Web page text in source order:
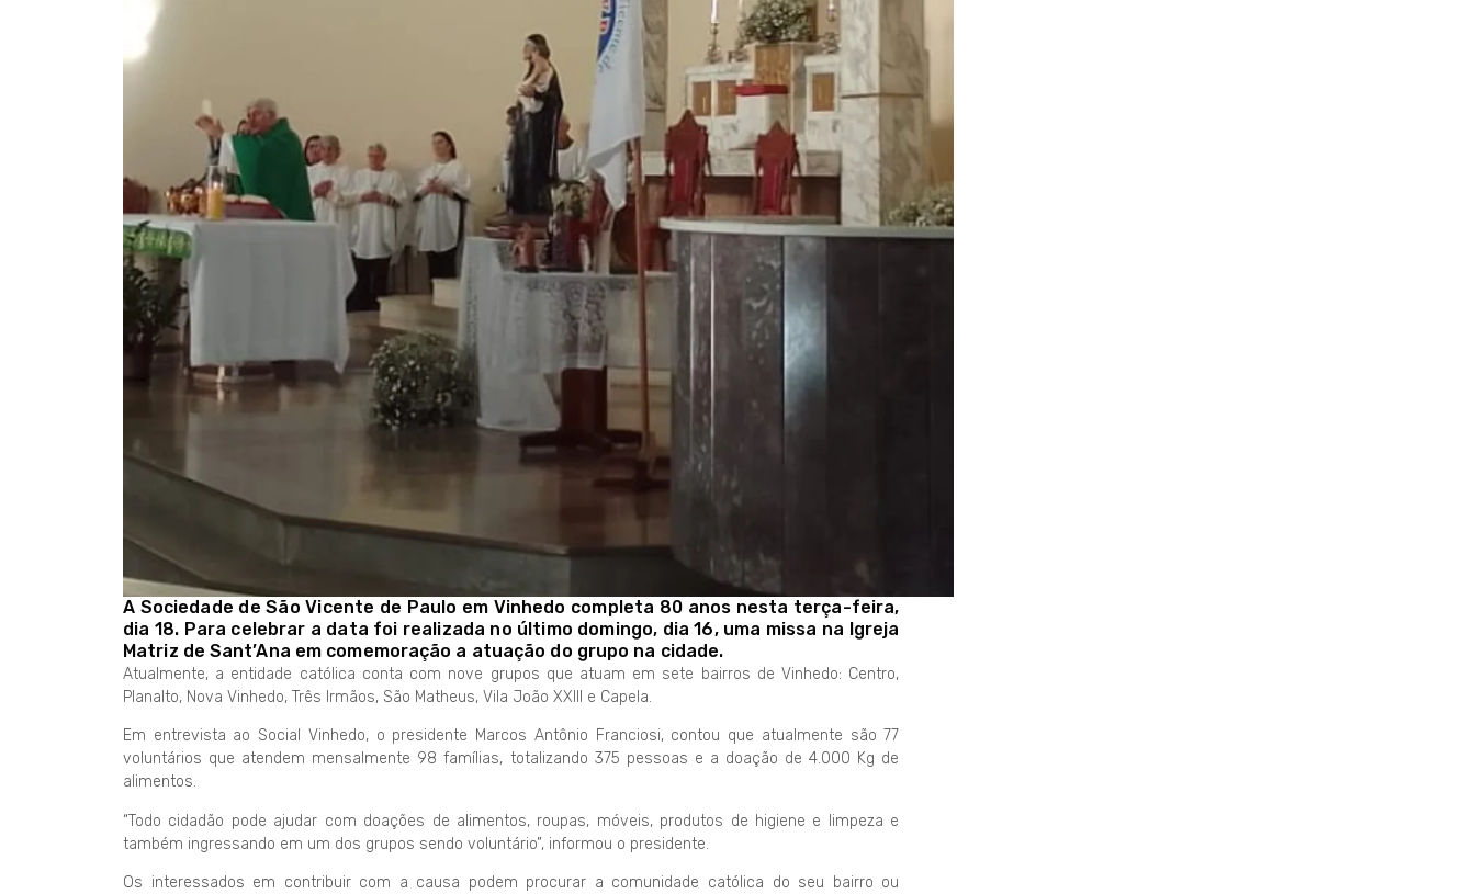
A Sociedade de São Vicente de Paulo em Vinhedo completa 80 anos nesta terça-feira,
dia 18. Para celebrar a data foi realizada no último domingo, dia 16, uma missa na Igreja
Matriz de Sant’Ana em comemoração a atuação do grupo na cidade.
Atualmente, a entidade católica conta com nove grupos que atuam em sete bairros de Vinhedo: Centro,
Planalto, Nova Vinhedo, Três Irmãos, São Matheus, Vila João XXIII e Capela.
Em entrevista ao Social Vinhedo, o presidente Marcos Antônio Franciosi, contou que atualmente são 77
voluntários que atendem mensalmente 98 famílias, totalizando 375 pessoas e a doação de 4.000 Kg de
alimentos.
“Todo cidadão pode ajudar com doações de alimentos, roupas, móveis, produtos de higiene e limpeza e
também ingressando em um dos grupos sendo voluntário”, informou o presidente.
Os interessados em contribuir com a causa podem procurar a comunidade católica do seu bairro ou